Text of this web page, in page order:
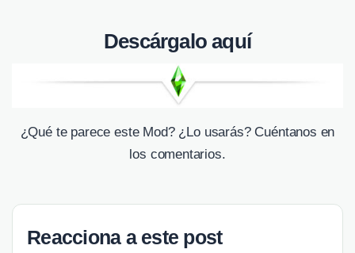
Descárgalo aquí
¿Qué te parece este Mod? ¿Lo usarás? Cuéntanos en
los comentarios.
Reacciona a este post